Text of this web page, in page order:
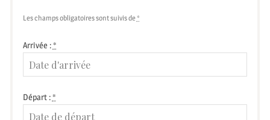
Les champs obligatoires sont suivis de*
Arrivée :*
Départ :*